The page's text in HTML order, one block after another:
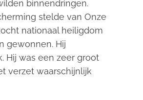
binnendringen.
stelde van Onze
nationaal heiligdom
gewonnen. Hij
Hij was een zeer groot
verzet waarschijnlijk